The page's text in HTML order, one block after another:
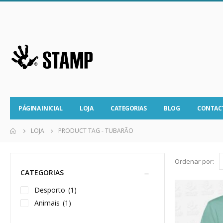
PÁGINA INICIAL LOJA CATEGORIAS BLOG
LOJA PRODUCT TAG -TUBARÃO
Ordenar por:
CATEGORIAS
Desporto (1)
Animais (1)